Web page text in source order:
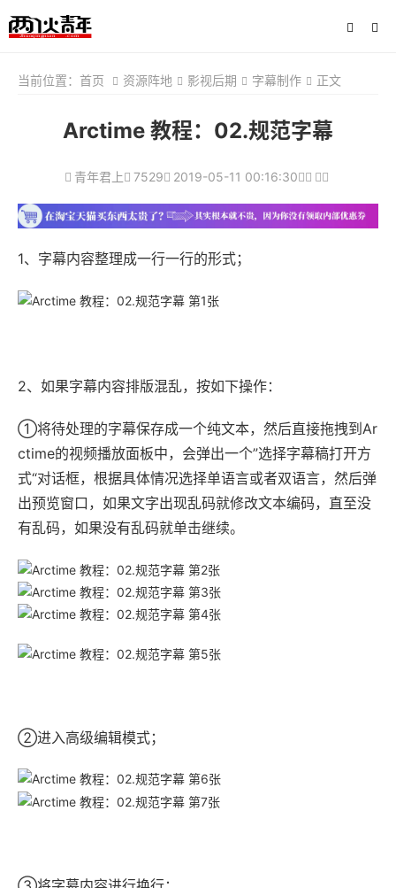
当前位置： 首页 资源阵地 影视后期 字幕制作 正文
Arctime 教程：02.规范字幕
青年君上 7529 2019-05-11 00:16:30
1、字幕内容整理成一行一行的形式；
2、如果字幕内容排版混乱，按如下操作：
①将待处理的字幕保存成一个纯文本，然后直接拖拽到Ar
ctime的视频播放面板中，会弹出一个”选择字幕稿打开方
式“对话框，根据具体情况选择单语言或者双语言，然后弹
出预览窗口，如果文字出现乱码就修改文本编码，直至没
有乱码，如果没有乱码就单击继续。
②进入高级编辑模式；